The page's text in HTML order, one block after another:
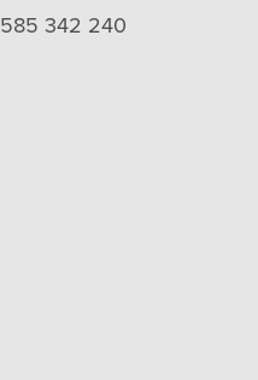
585 342 240